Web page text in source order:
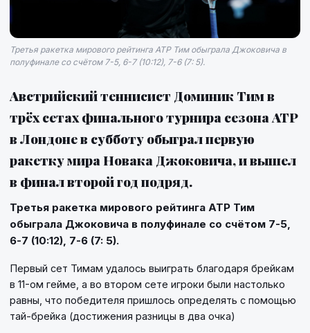
Третья ракетка мирового рейтинга ATP Тим обыграла Джоковича в
полуфинале со счётом 7-5, 6-7 (10:12), 7-6 (7: 5).
Австрийский теннисист Доминик Тим в
трёх сетах финального турнира сезона ATP
в Лондоне в субботу обыграл первую
ракетку мира Новака Джоковича, и вышел
в финал второй год подряд.
Третья ракетка мирового рейтинга ATP Тим
обыграла Джоковича в полуфинале со счётом 7-5,
6-7 (10:12), 7-6 (7: 5).
Первый сет Тимам удалось выиграть благодаря брейкам
в 11-ом гейме, а во втором сете игроки были настолько
равны, что победителя пришлось определять с помощью
тай-брейка (достижения разницы в два очка)